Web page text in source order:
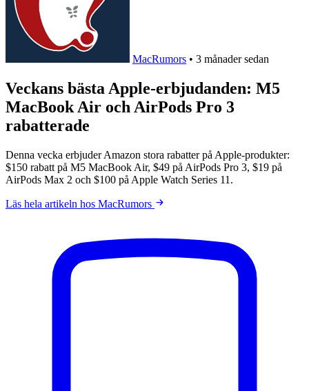
MacRumors • 3 månader sedan
Veckans bästa Apple-erbjudanden: M5
MacBook Air och AirPods Pro 3
rabatterade
Denna vecka erbjuder Amazon stora rabatter på Apple-produkter:
$150 rabatt på M5 MacBook Air, $49 på AirPods Pro 3, $19 på
AirPods Max 2 och $100 på Apple Watch Series 11.
Läs hela artikeln hos MacRumors